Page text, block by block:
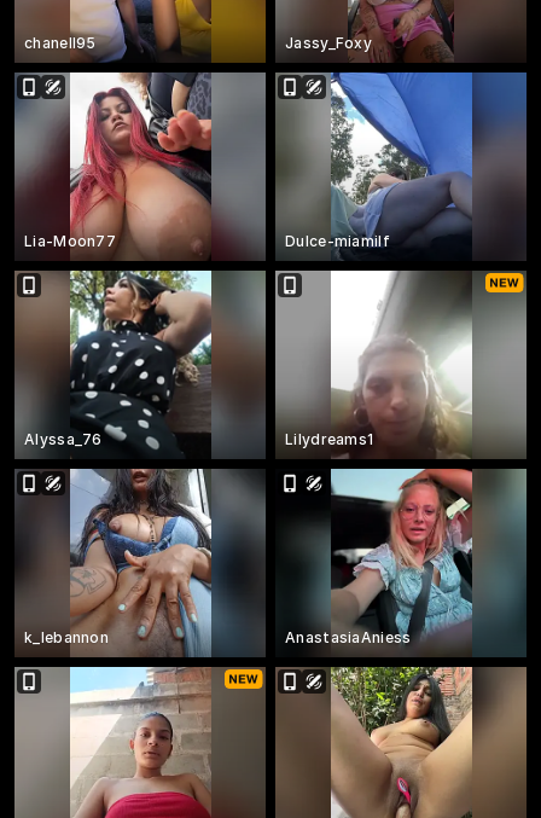
chanell95 Jassy_Foxy
Lia-Moon77 Dulce-miamilf
Alyssa_76 Lilydreams1
k_lebannon AnastasiaAniess